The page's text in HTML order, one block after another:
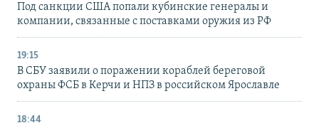
Под санкции США попали кубинские генералы и
компании, связанные с поставками оружия из РФ
19:15
В СБУ заявили о поражении кораблей береговой
охраны ФСБ в Керчи и НПЗ в российском Ярославле
18:44